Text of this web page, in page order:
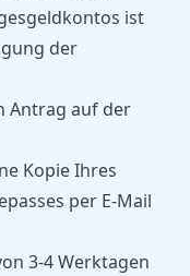
ist
der
Antrag auf der
Kopie Ihres
per E-Mail
3-4 Werktagen